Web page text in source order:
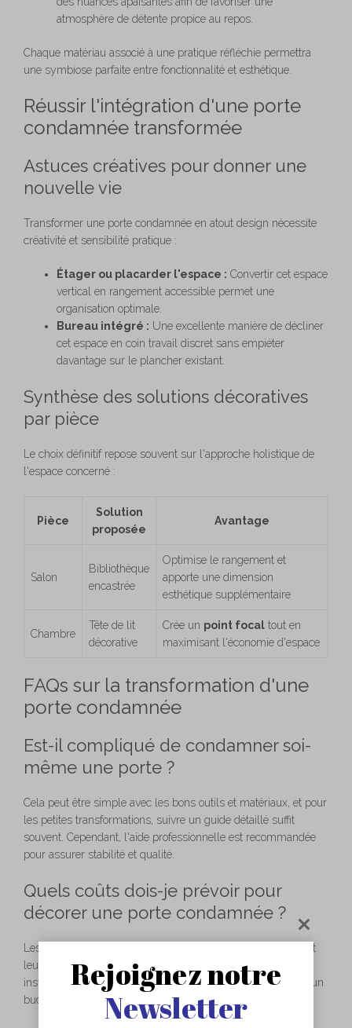
atmosphère de détente propice au repos.
Chaque matériau associé à une pratique réfléchie permettra
une symbiose parfaite entre fonctionnalité et esthétique.
Réussir l'intégration d'une porte
condamnée transformée
Astuces créatives pour donner une
nouvelle vie
Transformer une porte condamnée en atout design nécessite
créativité et sensibilité pratique :
Étager ou placarder l'espace : Convertir cet espace
vertical en rangement accessible permet une
organisation optimale.
Bureau intégré : Une excellente manière de décliner
cet espace en coin travail discret sans empiéter
davantage sur le plancher existant.
Synthèse des solutions décoratives
par pièce
Le choix définitif repose souvent sur l'approche holistique de
l'espace concerné :
Pièce
Solution
proposée
Avantage
Salon
Bibliothèque
encastrée
Optimise le rangement et
apporte une dimension
esthétique supplémentaire
Chambre
Tête de lit
décorative
Crée un point focal tout en
maximisant l'économie d'espace
FAQs sur la transformation d'une
porte condamnée
Est-il compliqué de condamner soi-
même une porte ?
Cela peut être simple avec les bons outils et matériaux, et pour
les petites transformations, suivre un guide détaillé suffit
souvent. Cependant, l'aide professionnelle est recommandée
pour assurer stabilité et qualité.
Quels coûts dois-je prévoir pour
décorer une porte condamnée ?
Les coûts varient énormément selon les matériaux choisis et
leur complexité de pose. De la peinture peu coûteuse aux
installations sur mesure onéreuses, il est essentiel d'établir un
budget clair dès le départ.
Rejoignez notre
Newsletter